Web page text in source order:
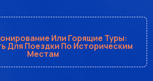
Или Горящие Туры:
Для Поездки По Историческим
Местам